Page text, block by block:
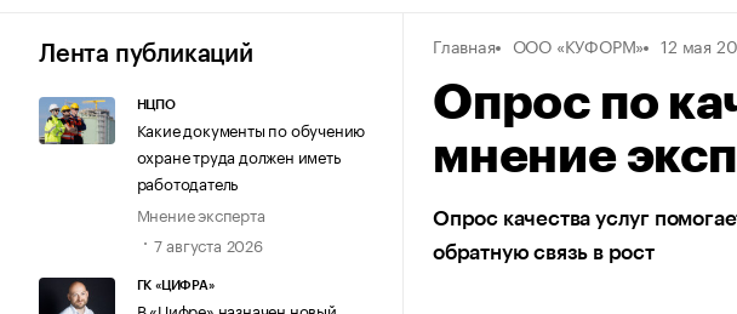
Технологии и медиа Рынок наличной валюты
Лента публикаций
НЦПО
Какие документы по обучению
охране труда должен иметь
работодатель
Мнение эксперта
7 августа 2026
ГК «ЦИФРА»
Главная ООО «КУФОРМ» 12 мая
Опрос по
мнение
Опрос качества услуг
обратную связь в рост